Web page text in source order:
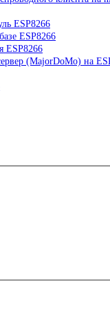
ESP8266
ESP8266
ESP8266
(MajorDoMo) на